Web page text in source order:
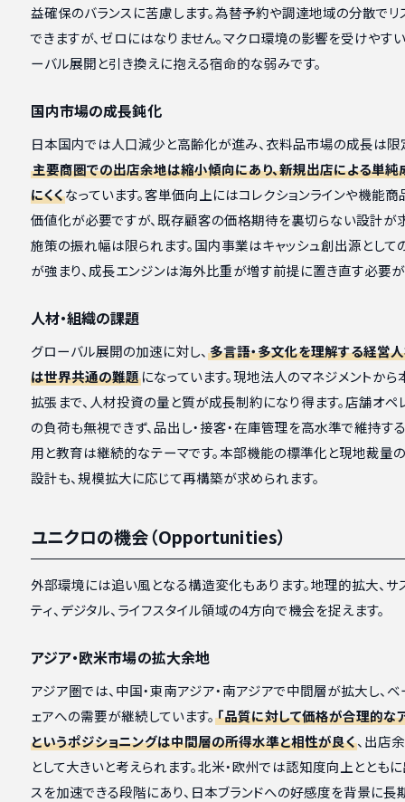
益確保のバランスに苦慮します。為替予約や調達地域の分散で
できますが、ゼロにはなりません。マクロ環境の影響を受けやす
ーバル展開と引き換えに抱える宿命的な弱みです。
国内市場の成長鈍化
日本国内では人口減少と高齢化が進み、衣料品市場の成長は限
主要商圏での出店余地は縮小傾向にあり、新規出店による単
にくくなっています。客単価向上にはコレクションラインや機能
価値化が必要ですが、既存顧客の価格期待を裏切らない設計が
施策の振れ幅は限られます。国内事業はキャッシュ創出源として
が強まり、成長エンジンは海外比重が増す前提に置き直す必要が
人材・組織の課題
グローバル展開の加速に対し、 多言語・多文化を理解する経営
は世界共通の難題になっています。現地法人のマネジメントか
拡張まで、人材投資の量と質が成長制約になり得ます。店舗オペ
の負荷も無視できず、品出し・接客・在庫管理を高水準で維持す
用と教育は継続的なテーマです。本部機能の標準化と現地裁量
設計も、規模拡大に応じて再構築が求められます。
ユニクロの機会（Opportunities）
外部環境には追い風となる構造変化もあります。地理的拡大、サ
ティ、デジタル、ライフスタイル領域の4方向で機会を捉えます。
アジア・欧米市場の拡大余地
アジア圏では、中国・東南アジア・南アジアで中間層が拡大し、ベ
ェアへの需要が継続しています。 「品質に対して価格が合理的な
というポジショニングは中間層の所得水準と相性が良く、出店
として大きいと考えられます。北米・欧州では認知度向上ととも
スを加速できる段階にあり、日本ブランドへの好感度を背景に